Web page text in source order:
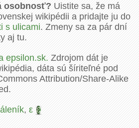
osobnosť?Uistite sa, že má
wikipédii a pridajte ju do
s ulicami. Zmeny sa za pár dní
aj tu.
epsilon.sk.Zdrojom dát je
dáta sú šíriteľné pod
Attribution/Share-Alike
,ε